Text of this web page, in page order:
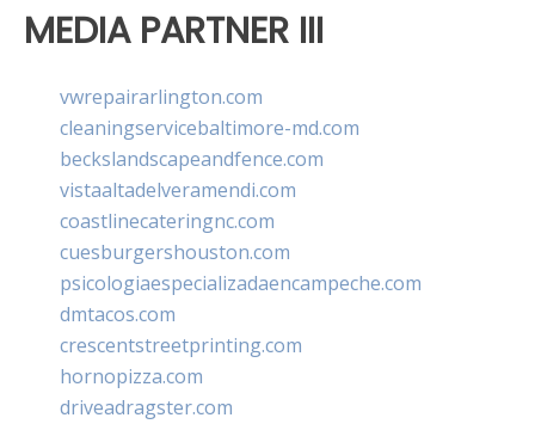
MEDIA PARTNER III
vwrepairarlington.com
cleaningservicebaltimore-md.com
beckslandscapeandfence.com
vistaaltadelveramendi.com
coastlinecateringnc.com
cuesburgershouston.com
psicologiaespecializadaencampeche.com
dmtacos.com
crescentstreetprinting.com
hornopizza.com
driveadragster.com